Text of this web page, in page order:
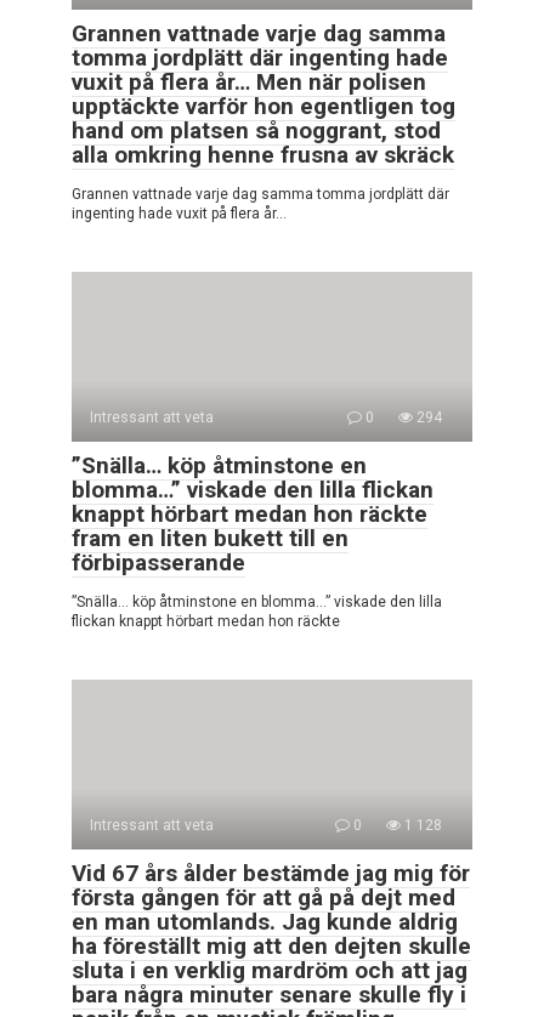
Grannen vattnade varje dag samma
tomma jordplätt där ingenting hade
vuxit på flera år… Men när polisen
upptäckte varför hon egentligen tog
hand om platsen så noggrant, stod
alla omkring henne frusna av skräck
Grannen vattnade varje dag samma tomma jordplätt där
ingenting hade vuxit på flera år…
Intressant att veta 0 294
”Snälla… köp åtminstone en
blomma…” viskade den lilla flickan
knappt hörbart medan hon räckte
fram en liten bukett till en
förbipasserande
”Snälla… köp åtminstone en blomma…” viskade den lilla
flickan knappt hörbart medan hon räckte
Intressant att veta 0 1 128
Vid 67 års ålder bestämde jag mig för
första gången för att gå på dejt med
en man utomlands. Jag kunde aldrig
ha föreställt mig att den dejten skulle
sluta i en verklig mardröm och att jag
bara några minuter senare skulle fly i